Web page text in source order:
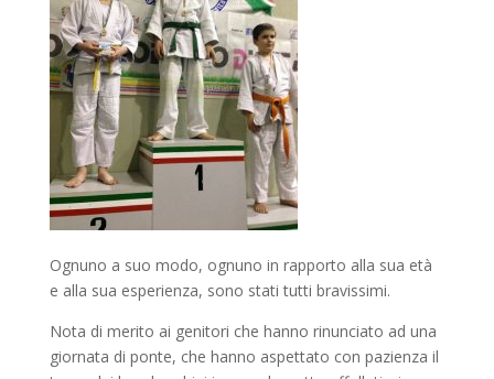
Ognuno a suo modo, ognuno in rapporto alla sua età
e alla sua esperienza, sono stati tutti bravissimi.
Nota di merito ai genitori che hanno rinunciato ad una
giornata di ponte, che hanno aspettato con pazienza il